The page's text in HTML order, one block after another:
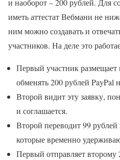
и наоборот – 200 рублей. Для
иметь аттестат Вебмани не
ним можно создавать и
участников. На деле это
Первый участник
обменять 200 рублей PayPal
Второй видит эту заявку,
и соглашается.
Второй переводит 99
которые временно
Первый отправляет второму